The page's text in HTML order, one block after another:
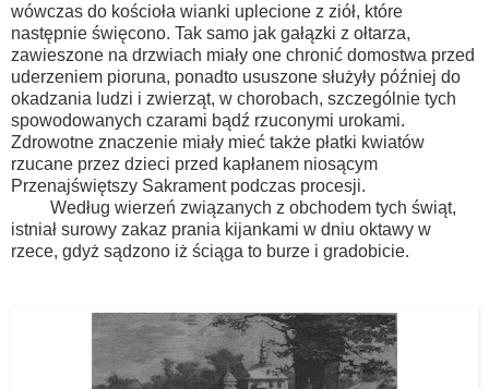
wówczas do kościoła wianki uplecione z ziół, które
następnie święcono. Tak samo jak gałązki z ołtarza,
zawieszone na drzwiach miały one chronić domostwa przed
uderzeniem pioruna, ponadto ususzone służyły później do
okadzania ludzi i zwierząt, w chorobach, szczególnie tych
spowodowanych czarami bądź rzuconymi urokami.
Zdrowotne znaczenie miały mieć także płatki kwiatów
rzucane przez dzieci przed kapłanem niosącym
Przenajświętszy Sakrament podczas procesji.
Według wierzeń związanych z obchodem tych świąt,
istniał surowy zakaz prania kijankami w dniu oktawy w
rzece, gdyż sądzono iż ściąga to burze i gradobicie.